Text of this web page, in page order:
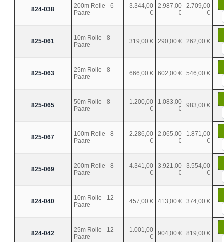
824-038
200m Rolle - 6
Paare
3.344,00
€
2.987,00
€
2.709,00
€
825-061
10m Rolle - 8
Paare
319,00 € 290,00 € 262,00 €
825-063
25m Rolle - 8
Paare
666,00 € 602,00 € 546,00 €
825-065
50m Rolle - 8
Paare
1.200,00
€
1.083,00
€
983,00 €
825-067
100m Rolle - 8
Paare
2.286,00
€
2.065,00
€
1.871,00
€
825-069
200m Rolle - 8
Paare
4.341,00
€
3.921,00
€
3.554,00
€
824-040
10m Rolle - 12
Paare
457,00 € 413,00 € 374,00 €
824-042
25m Rolle - 12
Paare
1.001,00
€
904,00 € 819,00 €